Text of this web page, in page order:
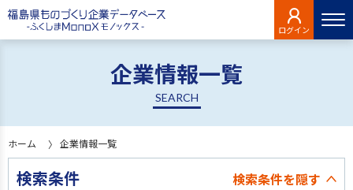
ログイン
企業情報一覧
SEARCH
ホーム 企業情報一覧
検索条件 検索条件を隠す